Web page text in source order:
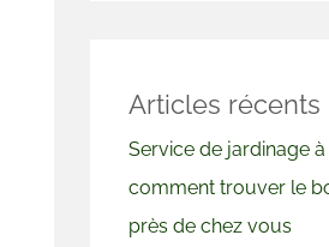
Articles récents
Service de jardinage
comment trouver le
près de chez vous